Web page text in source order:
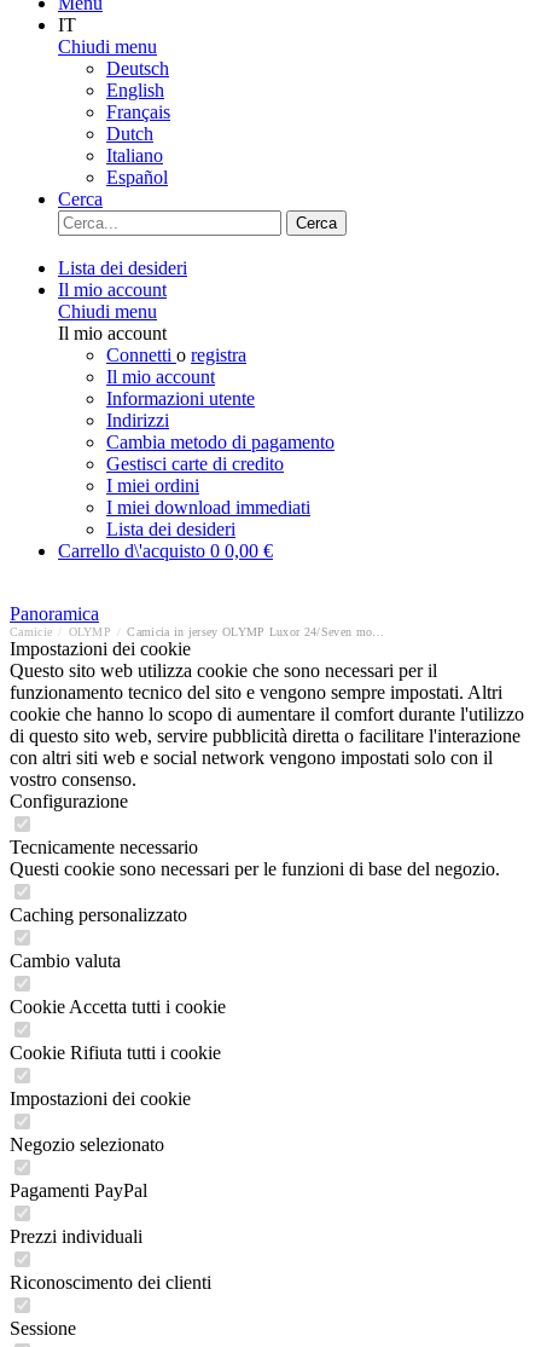
IT
Chiudi menu
Deutsch
English
Français
Dutch
Italiano
Español
Cerca
Cerca
Lista dei desideri
Il mio account
Chiudi menu
Il mio account
Connetti o registra
Il mio account
Informazioni utente
Indirizzi
Cambia metodo di pagamento
Gestisci carte di credito
I miei ordini
I miei download immediati
Lista dei desideri
Carrello d\'acquisto 0 0,00 €
Panoramica
Camicie OLYMP
Impostazioni dei cookie
Questo sito web utilizza cookie che sono necessari per il
funzionamento tecnico del sito e vengono sempre impostati. Altri
cookie che hanno lo scopo di aumentare il comfort durante l'utilizzo
di questo sito web, servire pubblicità diretta o facilitare l'interazione
con altri siti web e social network vengono impostati solo con il
vostro consenso.
Configurazione
Tecnicamente necessario
Questi cookie sono necessari per le funzioni di base del negozio.
Caching personalizzato
Cambio valuta
Cookie Accetta tutti i cookie
Cookie Rifiuta tutti i cookie
Impostazioni dei cookie
Negozio selezionato
Pagamenti PayPal
Prezzi individuali
Riconoscimento dei clienti
Sessione